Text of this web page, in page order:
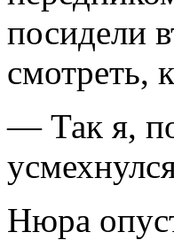
посидели
смотреть,
— Так я,
Нюра